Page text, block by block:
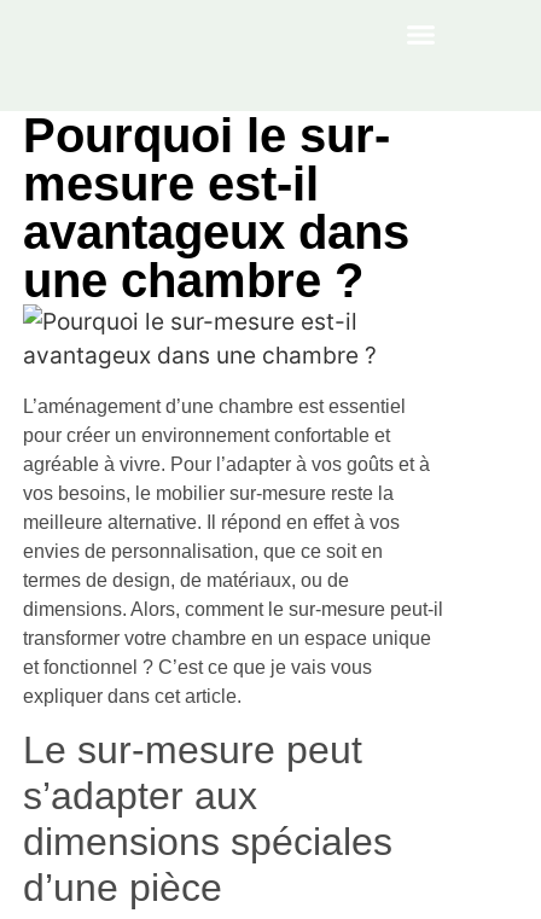
Pourquoi le sur-
mesure est-il
avantageux dans
une chambre ?
L’aménagement d’une chambre est essentiel
pour créer un environnement confortable et
agréable à vivre. Pour l’adapter à vos goûts et à
vos besoins, le mobilier sur-mesure reste la
meilleure alternative. Il répond en effet à vos
envies de personnalisation, que ce soit en
termes de design, de matériaux, ou de
dimensions. Alors, comment le sur-mesure peut-il
transformer votre chambre en un espace unique
et fonctionnel ? C’est ce que je vais vous
expliquer dans cet article.
Le sur-mesure peut
s’adapter aux
dimensions spéciales
d’une pièce